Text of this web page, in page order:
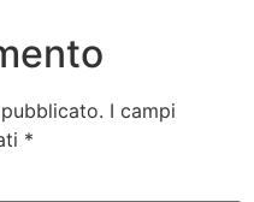
I campi
*